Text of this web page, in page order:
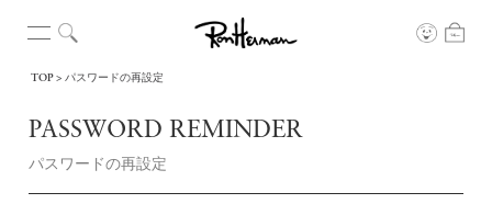
TOP パスワードの再設定
PASSWORD REMINDER
パスワードの再設定